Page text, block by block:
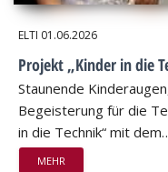
ELTI 01.06.2026
Projekt „Kinder in die
Staunende
Begeisterung für die
in die Technik“ mit
MEHR